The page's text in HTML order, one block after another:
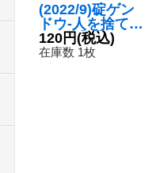
(2022/9)碇ゲン
ドウ-人を捨てた
もの-【R】{CB
23-036}《紫》
120円(税込)
在庫数 1枚